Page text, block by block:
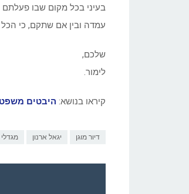
בעיני בכל מקום שבו פעלתם
עמדה ובין אם שתקם, כי הכל
שלכם,
לימור.
קיראו בנושא: היבטים
דיור מוגן יגאל ארנון מגדלי